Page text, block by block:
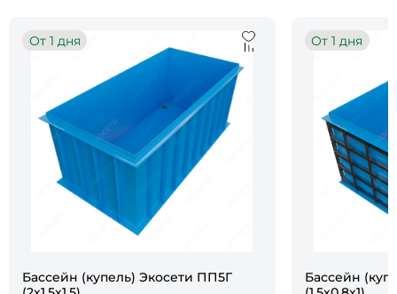
От 1 дня
Бассейн (купель) Экосети ПП5Г
От 1 дня
Бассейн